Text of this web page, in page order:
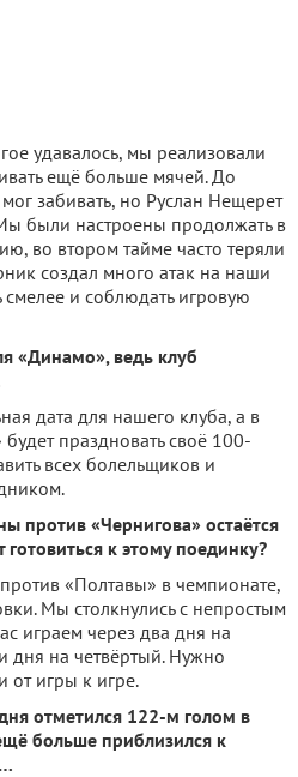
удавалось, мы реализовали
ещё больше мячей. До
забивать, но Руслан Нещерет
были настроены продолжать в
во втором тайме часто теряли
создал много атак на наши
смелее и соблюдать игровую
«Динамо», ведь клуб
дата для нашего клуба, а в
праздновать своё 100-
всех болельщиков и
против «Чернигова» остаётся
к этому поединку?
«Полтавы» в чемпионате,
Мы столкнулись с непростым
играем через два дня на
дня на четвёртый. Нужно
от игры к игре.
отметился 122-м голом в
больше приблизился к